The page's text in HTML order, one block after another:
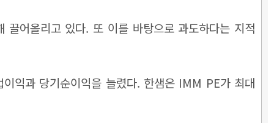
어올리고 있다. 또 이를 바탕으로 과도하다는 지적
익과 당기순이익을 늘렸다. 한샘은 IMM PE가 최대